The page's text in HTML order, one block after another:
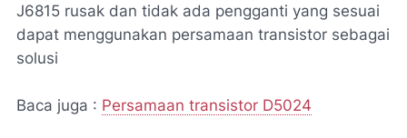
J6815 rusak dan tidak ada pengganti yang sesuai
dapat menggunakan persamaan transistor sebagai
solusi
Baca juga : Persamaan transistor D5024